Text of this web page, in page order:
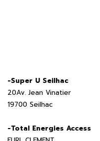
-Super U Seilhac
20Av. Jean Vinatier
19700 Seilhac
-Total Energies Access